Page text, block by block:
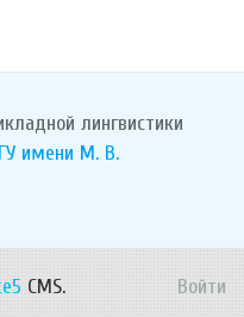
лингвистики
имени М. В.
CMS. Войти